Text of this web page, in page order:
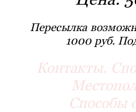
Пересылка
1000 руб.
Контакты.
Способы